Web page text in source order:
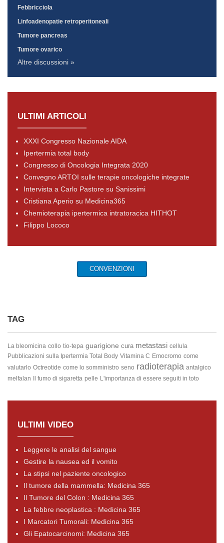
Febbricciola
Linfoadenopatie retroperitoneali
Tumore pancreas
Tumore ovarico
Altre discussioni »
ULTIMI ARTICOLI
XXXI Congresso Nazionale AIDA
Ipertermia total body
Congresso di Oncologia Integrata 2020
Convegno ARTOI sulle terapie oncologiche integrate
Intervista a Carlo Pastore su Sanissimi
Cristiana Aperio su Medicina365
Chemioterapia ipertermica intratoracica HITHOT
Filippo Lococo
CONVENZIONI
TAG
La bleomicina collo tio-tepa guarigione cura metastasi cellula
Pubblicazioni sulla Ipertermia Total Body Vitamina C Emocromo come
valutarlo Octreotide come lo somministro seno radioterapia antalgico
melfalan Il fumo di sigaretta pelle L'importanza di essere seguiti in toto
ULTIMI VIDEO
Leggere le analisi del sangue
Gestire la nausea ed il vomito
La stipsi nel paziente oncologico
Il tumore della mammella: Medicina 365
Il Tumore del Colon : Medicina 365
La febbre neoplastica : Medicina 365
I Marcatori Tumorali: Medicina 365
Gli Epatocarcinomi: Medicina 365